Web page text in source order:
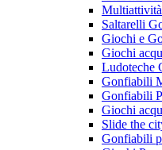
Saltarelli
Giochi e
Giochi
Ludoteche
Gonfiabili
Gonfiabili
Giochi
Slide the
Gonfiabili